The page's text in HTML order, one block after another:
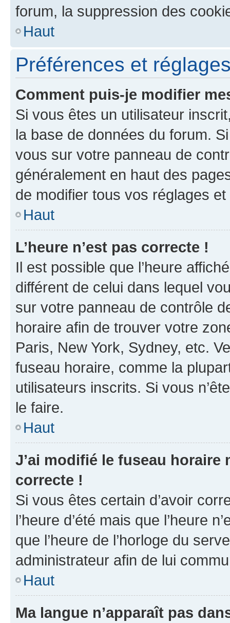
forum, la suppression des
Haut
Préférences et
Comment puis-je modifier
Si vous êtes un utilisateur
la base de données du forum.
vous sur votre panneau de
généralement en haut des
de modifier tous vos réglages
Haut
L’heure n’est pas correcte !
Il est possible que l’heure
différent de celui dans lequel
sur votre panneau de contrôle
horaire afin de trouver votre
Paris, New York, Sydney, etc.
fuseau horaire, comme la
utilisateurs inscrits. Si vous
le faire.
Haut
J’ai modifié le fuseau horaire
correcte !
Si vous êtes certain d’avoir
l’heure d’été mais que l’heure
que l’heure de l’horloge du
administrateur afin de lui
Haut
Ma langue n’apparaît pas